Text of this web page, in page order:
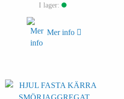
I lager:
Mer info